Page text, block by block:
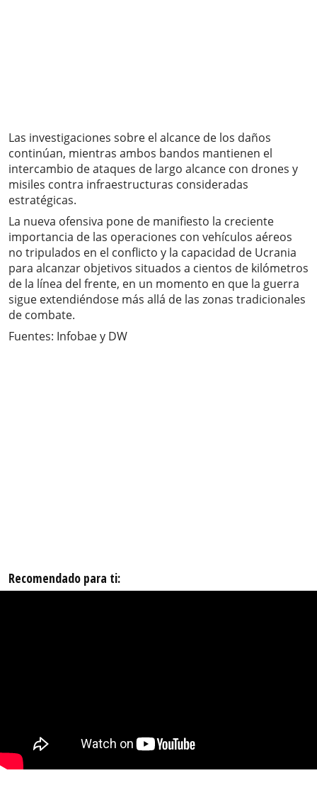
Las investigaciones sobre el alcance de los daños
continúan, mientras ambos bandos mantienen el
intercambio de ataques de largo alcance con drones y
misiles contra infraestructuras consideradas
estratégicas.
La nueva ofensiva pone de manifiesto la creciente
importancia de las operaciones con vehículos aéreos
no tripulados en el conflicto y la capacidad de Ucrania
para alcanzar objetivos situados a cientos de kilómetros
de la línea del frente, en un momento en que la guerra
sigue extendiéndose más allá de las zonas tradicionales
de combate.
Fuentes: Infobae y DW
Recomendado para ti: